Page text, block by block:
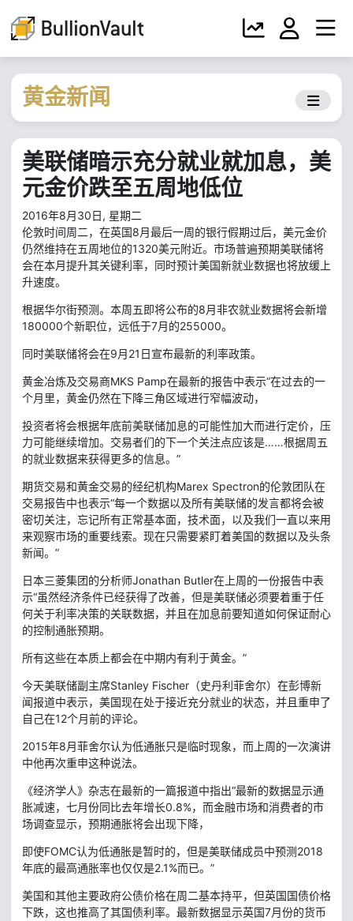
黄金新闻
美联储暗示充分就业就加息，美
元金价跌至五周地低位
2016年8月30日, 星期二
伦敦时间周二，在英国8月最后一周的银行假期过后，美元金价
仍然维持在五周地位的1320美元附近。市场普遍预期美联储将
会在本月提升其关键利率，同时预计美国新就业数据也将放缓上
升速度。
根据华尔街预测。本周五即将公布的8月非农就业数据将会新增
180000个新职位，远低于7月的255000。
同时美联储将会在9月21日宣布最新的利率政策。
黄金冶炼及交易商MKS Pamp在最新的报告中表示“在过去的一
个月里，黄金仍然在下降三角区域进行窄幅波动，
投资者将会根据年底前美联储加息的可能性加大而进行定价，压
力可能继续增加。交易者们的下一个关注点应该是……根据周五
的就业数据来获得更多的信息。”
期货交易和黄金交易的经纪机构Marex Spectron的伦敦团队在
交易报告中也表示“每一个数据以及所有美联储的发言都将会被
密切关注，忘记所有正常基本面，技术面，以及我们一直以来用
来观察市场的重要线索。现在只需要紧盯着美国的数据以及头条
新闻。”
日本三菱集团的分析师Jonathan Butler在上周的一份报告中表
示“虽然经济条件已经获得了改善，但是美联储必须要着重于任
何关于利率决策的关联数据，并且在加息前要知道如何保证耐心
的控制通胀预期。
所有这些在本质上都会在中期内有利于黄金。”
今天美联储副主席Stanley Fischer（史丹利菲舍尔）在彭博新
闻报道中表示，美国现在处于接近充分就业的状态，并且重申了
自己在12个月前的评论。
2015年8月菲舍尔认为低通胀只是临时现象，而上周的一次演讲
中他再次重申这种说法。
《经济学人》杂志在最新的一篇报道中指出“最新的数据显示通
胀减速，七月份同比去年增长0.8%，而金融市场和消费者的市
场调查显示，预期通胀将会出现下降，
即使FOMC认为低通胀是暂时的，但是美联储成员中预测2018
年底的最高通胀率也仅仅是2.1%而已。”
美国和其他主要政府公债价格在周二基本持平，但英国国债价格
下跌，这也推高了其国债利率。最新数据显示英国7月份的货币